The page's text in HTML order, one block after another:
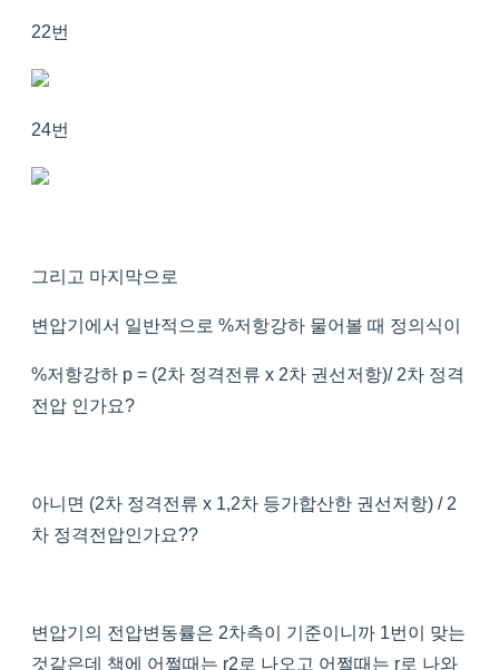
22번
24번
그리고 마지막으로
변압기에서 일반적으로 %저항강하 물어볼 때 정의식이
%저항강하 p = (2차 정격전류 x 2차 권선저항)/ 2차 정격
전압 인가요?
아니면 (2차 정격전류 x 1,2차 등가합산한 권선저항) / 2
차 정격전압인가요??
변압기의 전압변동률은 2차측이 기준이니까 1번이 맞는
것같은데 책에 어쩔때는 r2로 나오고 어쩔때는 r로 나와